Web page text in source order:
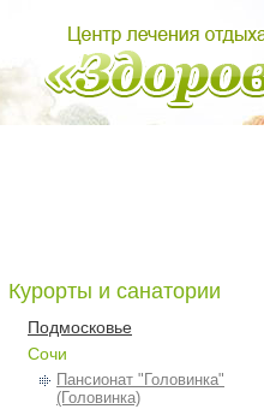
Курорты и санатории
Подмосковье
Сочи
Пансионат "Головинка"
(Головинка)